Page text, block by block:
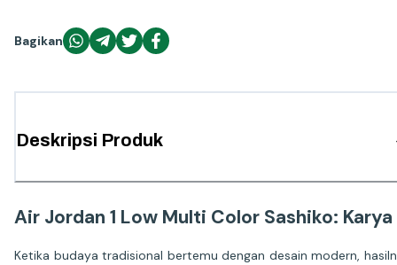
Bagikan
Deskripsi Produk
Air Jordan 1 Low Multi Color Sashiko:
Ketika budaya tradisional bertemu dengan desain modern,